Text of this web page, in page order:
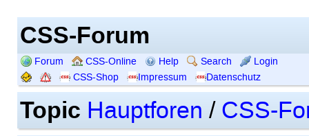
CSS-Forum
Forum CSS-Online Help Search
Login
CSS-Shop
Impressum Datenschutz
Topic Hauptforen / CSS-